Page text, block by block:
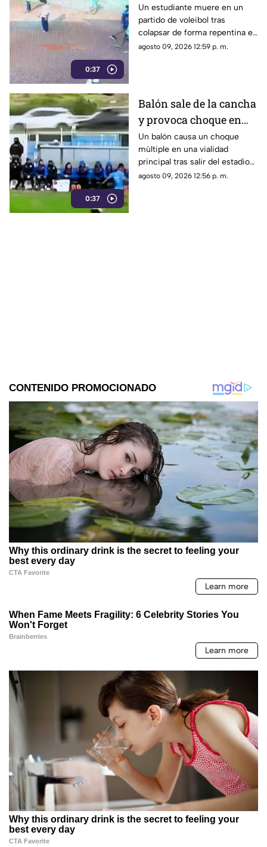
0:37
muere en un partido de
voleibol | VIDEO
Un estudiante muere en un
partido de voleibol tras
colapsar de forma repentina en
la cancha. Conoce los detalles
agosto 09, 2026 12:59 p. m.
0:37
Balón sale de la cancha
y provoca choque en
pleno partido | VIDEO
Un balón causa un choque
múltiple en una vialidad
principal tras salir del estadio
durante un partido. El freno de
agosto 09, 2026 12:56 p. m.